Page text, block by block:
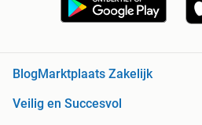
BlogMarktplaats Zakelijk
Veilig en Succesvol